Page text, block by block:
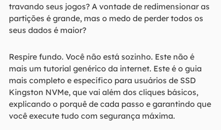
travando seus jogos? A vontade de redimensionar as
partições é grande, mas o medo de perder todos os
seus dados é maior?
Respire fundo. Você não está sozinho. Este não é
mais um tutorial genérico da internet. Este é o guia
mais completo e específico para usuários de SSD
Kingston NVMe, que vai além dos cliques básicos,
explicando o porquê de cada passo e garantindo que
você execute tudo com segurança máxima.